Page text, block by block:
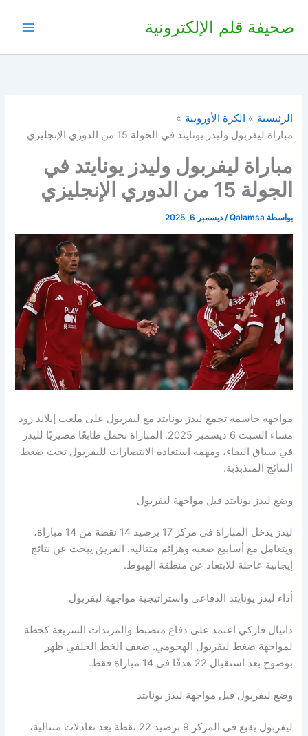
صحيفة قلم الإلكترونية
الرئيسية
الكرة الأوروبية
مباراة ليفربول وليدز يونايتد في الجولة 15 من الدوري الإنجليزي
مباراة ليفربول وليدز يونايتد في
الجولة 15 من الدوري الإنجليزي
بواسطة Qalamsa
/ديسمبر 6, 2025
مواجهة حاسمة تجمع ليدز يونايتد مع ليفربول على ملعب إيلاند رود
مساء السبت 6 ديسمبر 2025. المباراة تحمل طابعًا مصيريًا لليدز
في سباق البقاء، ومهمة استعادة الانتصارات لليفربول تحت ضغط
النتائج المتذبذبة.
وضع ليدز يونايتد قبل مواجهة ليفربول
ليدز يدخل المباراة في مركز 17 برصيد 14 نقطة من 14 مباراة،
ويتعامل مع أسابيع صعبة وهزائم متتالية. الفريق يبحث عن نتائج
إيجابية عاجلة للابتعاد عن منطقة الهبوط.
أداء ليدز يونايتد الدفاعي واستراتيجية مواجهة ليفربول
دانيال فاركي اعتمد على دفاع منضبط والمرتدات السريعة كخطة
لمواجهة ضغط ليفربول الهجومي. ضعف الخط الخلفي ظهر
بوضوح بعد استقبال 22 هدفًا في 14 مباراة فقط.
وضع ليفربول قبل مواجهة ليدز يونايتد
ليفربول يقبع في المركز 9 برصيد 22 نقطة بعد تعادلات متتالية،